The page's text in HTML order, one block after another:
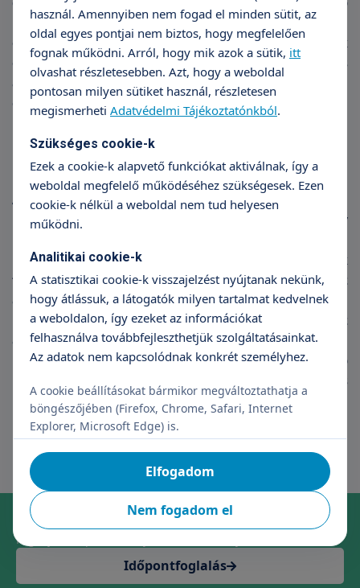
beavatkozásokra – polipok, kisebb mióma
eltávolítására, sövény kiirtására, összenövések
oldására - is sor kerülhet. Előfordul, hogy ajánlatos
a méhnyálkahártya teljes kiürítése, ilyen esetekben
erről külön informáljuk a pácienseket.
Egyéni adottságokra igazítva
A tükrözést fájdalomcsillapítással végezzük. Azt,
hogy a hiszteroszkópia fájdalomcsillapítók és/vagy
rövid altatással történik, az egyedi adottságok
függvénye, fájdalomérzékenységétől, illetve az
anatómiai adottságoktól függ. Az altatással
kapcsolatos bővebb információkat mindig az
aneszteziológiai konzultáció során kapja meg a
páciens. A beavatkozás - amennyiben azt egyéb
kezelésekkel nem kell kombinálni – egy napos
kórházi tartózkodást igényel.
Online időpontfoglalás szakrendelésre
Foglaljon időpontot kényelmesen, néhány kattintással!
Időpontfoglalás
használ. Amennyiben nem fogad el minden sütit, az
oldal egyes pontjai nem biztos, hogy megfelelően
fognak működni. Arról, hogy mik azok a sütik, itt
olvashat részletesebben. Azt, hogy a weboldal
pontosan milyen sütiket használ, részletesen
megismerheti Adatvédelmi Tájékoztatónkból.
Szükséges cookie-k
Ezek a cookie-k alapvető funkciókat aktiválnak, így a
weboldal megfelelő működéséhez szükségesek. Ezen
cookie-k nélkül a weboldal nem tud helyesen
működni.
Analitikai cookie-k
A statisztikai cookie-k visszajelzést nyújtanak nekünk,
hogy átlássuk, a látogatók milyen tartalmat kedvelnek
a weboldalon, így ezeket az információkat
felhasználva továbbfejleszthetjük szolgáltatásainkat.
Az adatok nem kapcsolódnak konkrét személyhez.
A cookie beállításokat bármikor megváltoztathatja a
böngészőjében (Firefox, Chrome, Safari, Internet
Explorer, Microsoft Edge) is.
Nem fogadom el
Elfogadom